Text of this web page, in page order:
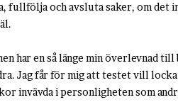
fullfölja och avsluta saker, om det
har en så länge min överlevnad till
Jag får för mig att testet vill
invävda i personligheten som